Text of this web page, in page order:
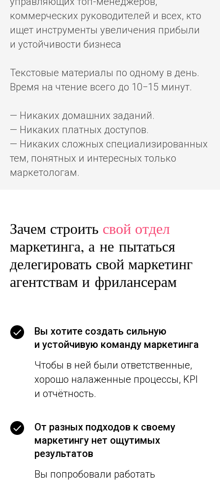
коммерческих руководителей и всех, кто
ищет инструменты увеличения прибыли
и устойчивости бизнеса
Текстовые материалы по одному в день.
Время на чтение всего до 10−15 минут.
— Никаких домашних заданий.
— Никаких платных доступов.
— Никаких сложных специализированных
тем, понятных и интересных только
маркетологам.
Зачем строить свой отдел
маркетинга, а не пытаться
делегировать свой маркетинг
агентствам и фрилансерам
Вы хотите создать сильную
и устойчивую команду маркетинга
Чтобы в ней были ответственные,
хорошо налаженные процессы, KPI
и отчётность.
От разных подходов к своему
маркетингу нет ощутимых
результатов
Вы попробовали работать